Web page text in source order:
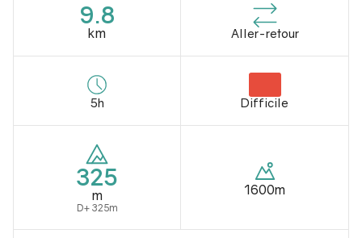
9.8
km Aller-retour
5h Difficile
325
m
D+ 325m
1600m